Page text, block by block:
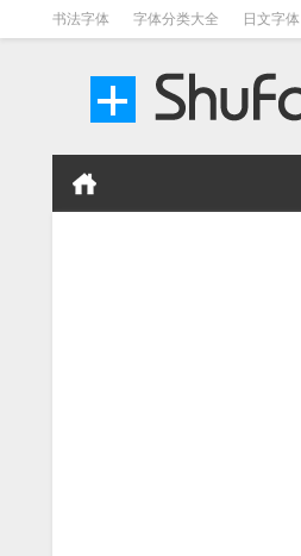
书法字体 字体分类大全 日文字体